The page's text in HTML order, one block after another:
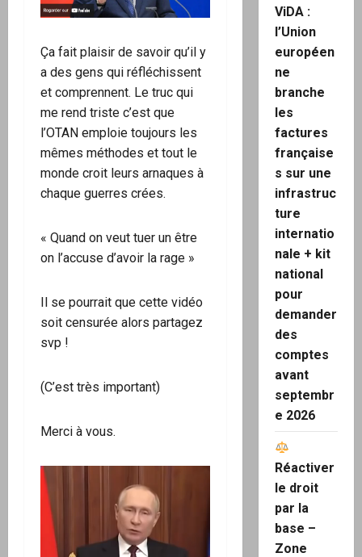
Ça fait plaisir de savoir qu’il y
a des gens qui réfléchissent
et comprennent. Le truc qui
me rend triste c’est que
l’OTAN emploie toujours les
mêmes méthodes et tout le
monde croit leurs arnaques à
chaque guerres crées.
« Quand on veut tuer un être
on l’accuse d’avoir la rage »
Il se pourrait que cette vidéo
soit censurée alors partagez
svp !
(C’est très important)
Merci à vous.
ViDA :
l’Union
européen
ne
branche
les
factures
française
s sur une
infrastruc
ture
internatio
nale + kit
national
pour
demander
des
comptes
avant
septembr
e 2026
Réactiver
le droit
par la
base –
Zone